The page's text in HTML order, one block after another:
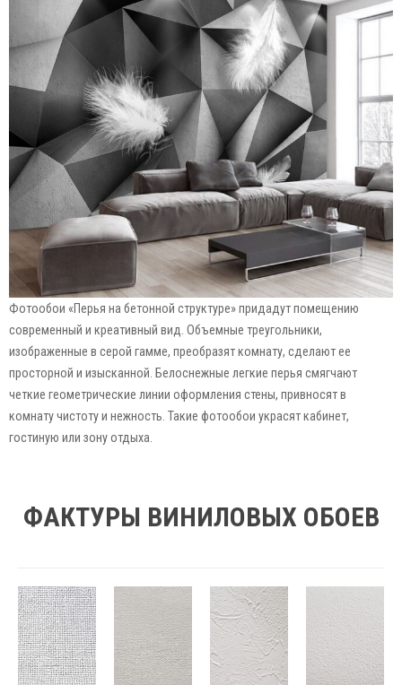
Фотообои «Перья на бетонной структуре» придадут помещению
современный и креативный вид. Объемные треугольники,
изображенные в серой гамме, преобразят комнату, сделают ее
просторной и изысканной. Белоснежные легкие перья смягчают
четкие геометрические линии оформления стены, привносят в
комнату чистоту и нежность. Такие фотообои украсят кабинет,
гостиную или зону отдыха.
ФАКТУРЫ ВИНИЛОВЫХ ОБОЕВ